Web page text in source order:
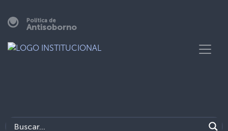
Política de
Antisoborno